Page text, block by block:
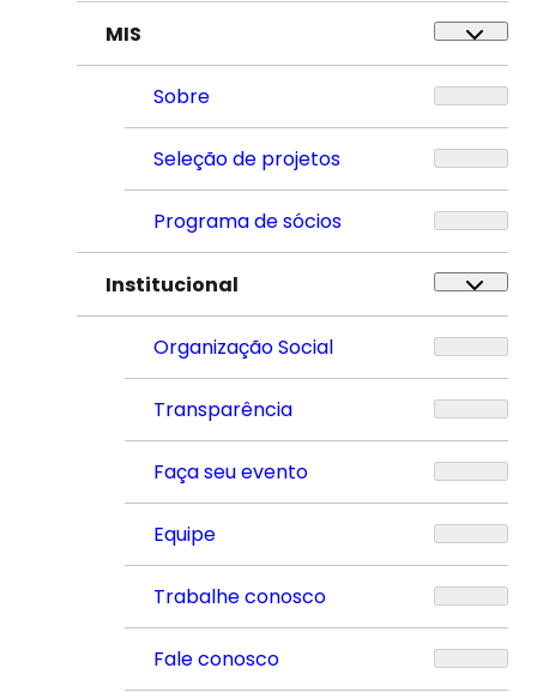
MIS
Sobre
Seleção de projetos
Programa de sócios
Institucional
Organização Social
Transparência
Faça seu evento
Equipe
Trabalhe conosco
Fale conosco